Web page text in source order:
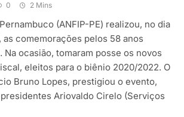
0 2 Mins
(ANFIP-PE) realizou, no dia
as comemorações pelos 58 anos
Na ocasião, tomaram posse os novos
eleitos para o biênio 2020/2022. O
Bruno Lopes, prestigiou o evento,
Ariovaldo Cirelo (Serviços